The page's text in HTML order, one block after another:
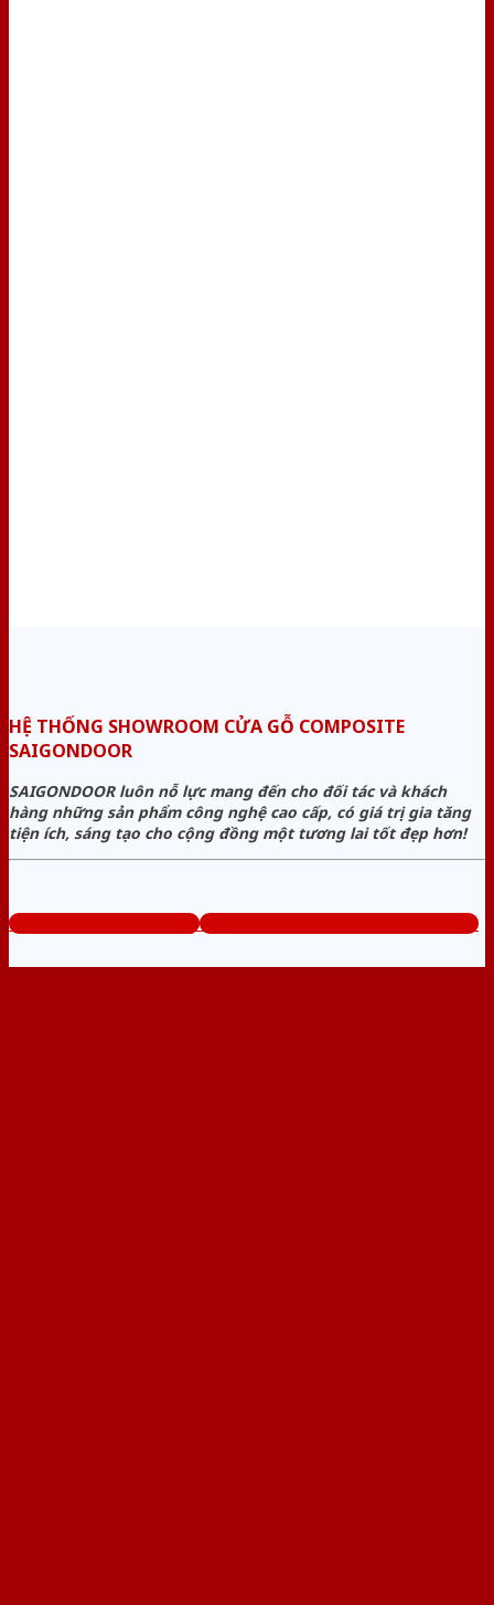
HỆ THỐNG SHOWROOM CỬA GỖ COMPOSITE
SAIGONDOOR
SAIGONDOOR luôn nỗ lực mang đến cho đối tác và khách
hàng những sản phẩm công nghệ cao cấp, có giá trị gia tăng
tiện ích, sáng tạo cho cộng đồng một tương lai tốt đẹp hơn!
www.cuagocomposite.org Tổng đài tư vấn miễn phí: 0824.400.400